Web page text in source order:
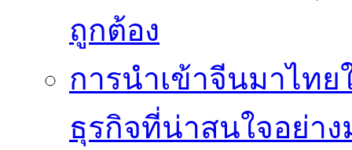
ถูกต้อง
การนำเข้าจีนมาไท
ธุรกิจที่น่าสนใจอย่าง